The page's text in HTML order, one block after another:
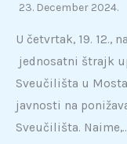
23. December 2024.
U četvrtak, 19. 12.,
jednosatni štrajk
Sveučilišta u
javnosti na
Sveučilišta.